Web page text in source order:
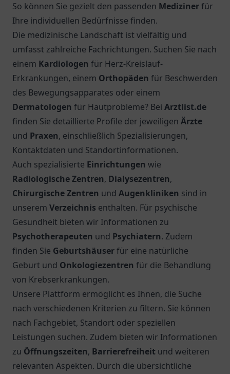
So können Sie gezielt den passenden Medizinerfür
Ihre individuellen Bedürfnisse finden.
Die medizinische Landschaft ist vielfältig und
umfasst zahlreiche Fachrichtungen. Suchen Sie nach
einem Kardiologen für Herz-Kreislauf-
Erkrankungen, einem Orthopäden für Beschwerden
des Bewegungsapparates oder einem
Dermatologen für Hautprobleme? Bei Arztlist.de
finden Sie detaillierte Profile der jeweiligen Ärzte
und Praxen, einschließlich Spezialisierungen,
Kontaktdaten und Standortinformationen.
Auch spezialisierte Einrichtungen wie
Radiologische Zentren, Dialysezentren,
Chirurgische Zentren und Augenkliniken sind in
unserem Verzeichnis enthalten. Für psychische
Gesundheit bieten wir Informationen zu
Psychotherapeuten und Psychiatern. Zudem
finden Sie Geburtshäuserfür eine natürliche
Geburt und Onkologiezentren für die Behandlung
von Krebserkrankungen.
Unsere Plattform ermöglicht es Ihnen, die Suche
nach verschiedenen Kriterien zu filtern. Sie können
nach Fachgebiet, Standort oder speziellen
Leistungen suchen. Zudem bieten wir Informationen
zu Öffnungszeiten, Barrierefreiheit und weiteren
relevanten Aspekten. Durch die übersichtliche